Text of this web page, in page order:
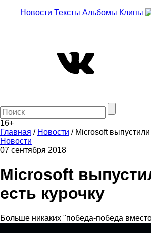
Новости Тексты Альбомы Клипы
16+
Главная / Новости / Microsoft
Новости
07 сентября 2018
Microsoft
есть курочку
Больше никаких "победа-победа